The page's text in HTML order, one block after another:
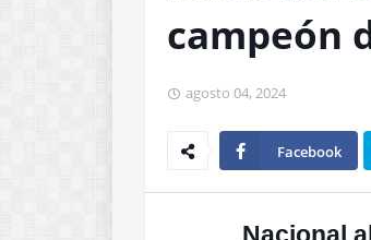
campeón
agosto 04, 2024
Facebook